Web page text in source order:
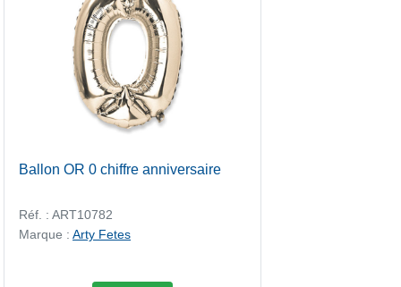
Ballon OR 0 chiffre anniversaire
Réf. : ART10782
Marque : Arty Fetes